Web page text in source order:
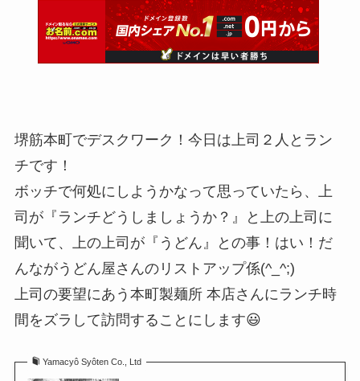
堺筋本町でデスクワーク！今日は上司２人とラン
チです！
ボッチで何処にしようかなって思っていたら、上
司が『ランチどうしましょうか？』と上の上司に
聞いて、上の上司が『うどん』との事！はい！だ
んながうどん屋さんのリストアップ係(^_^;)
上司の要望にあう本町製麺所 本店さんにランチ時
間をズラして訪問することにします😃
Yamacyô Syôten Co., Ltd